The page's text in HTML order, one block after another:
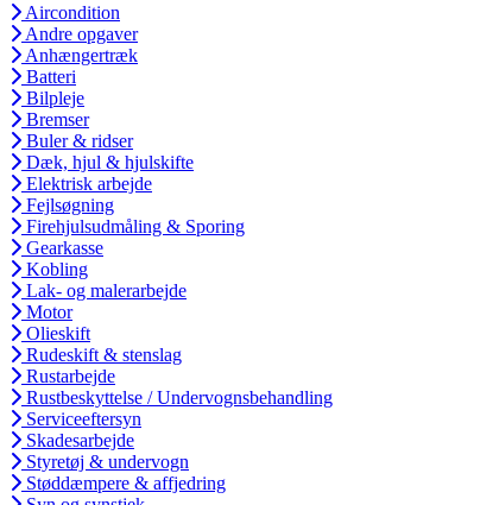
Aircondition
Andre opgaver
Anhængertræk
Batteri
Bilpleje
Bremser
Buler & ridser
Dæk, hjul & hjulskifte
Elektrisk arbejde
Fejlsøgning
Firehjulsudmåling & Sporing
Gearkasse
Kobling
Lak- og malerarbejde
Motor
Olieskift
Rudeskift & stenslag
Rustarbejde
Rustbeskyttelse / Undervognsbehandling
Serviceeftersyn
Skadesarbejde
Styretøj & undervogn
Støddæmpere & affjedring